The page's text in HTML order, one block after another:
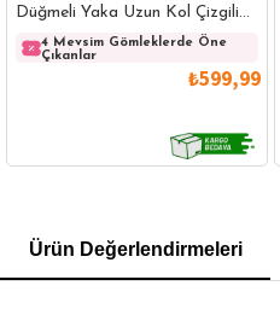
Düğmeli Yaka Uzun Kol Çizgili
Pamuklu Beyaz Gömlek
4 Mevsim Gömleklerde Öne
Çıkanlar
₺599,99
POLO YAKA T-SHIRT
Ürün Değerlendirmeleri